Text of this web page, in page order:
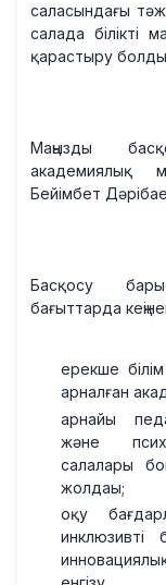
саласындағы
салада білікті
қарастыру
Маңызды
академиялық
Бейімбет
Басқосу
бағыттарда
ерекше
арналған
арнайы
және
салалары
жолдаы;
оқу
инклюзивті